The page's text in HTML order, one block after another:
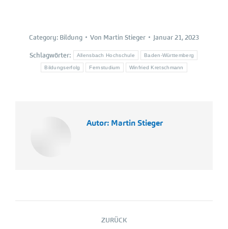
Category: Bildung Von Martin Stieger Januar 21, 2023
Schlagwörter: Allensbach Hochschule Baden-Württemberg
Bildungserfolg Fernstudium Winfried Kretschmann
Autor: Martin Stieger
Kommentarnavigation
ZURÜCK